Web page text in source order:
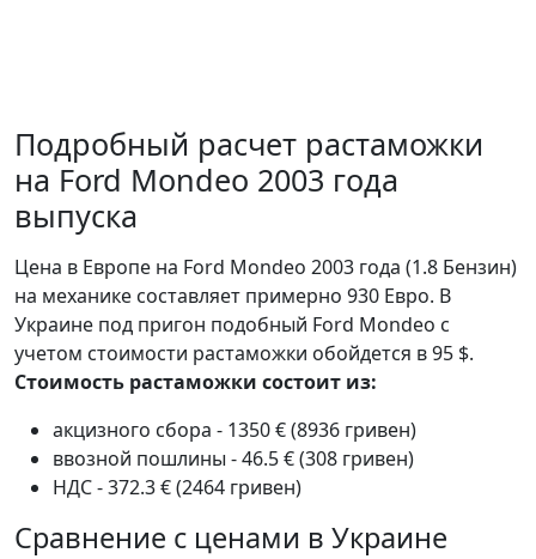
Подробный расчет растаможки
на Ford Mondeo 2003 года
выпуска
Цена в Европе на Ford Mondeo 2003 года (1.8 Бензин)
на механике составляет примерно 930 Евро. В
Украине под пригон подобный Ford Mondeo с
учетом стоимости растаможки обойдется в 95 $.
Стоимость растаможки состоит из:
акцизного сбора - 1350 € (8936 гривен)
ввозной пошлины - 46.5 € (308 гривен)
НДС - 372.3 € (2464 гривен)
Сравнение с ценами в Украине